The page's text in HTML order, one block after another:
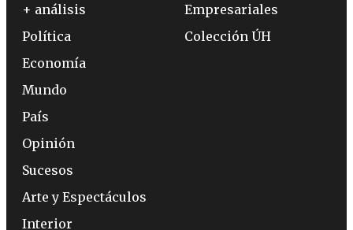
+ análisis
Política
Economía
Mundo
País
Opinión
Sucesos
Arte y Espectáculos
Interior
Empresariales
Colección ÚH